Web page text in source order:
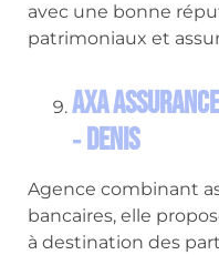
avec une bonne
patrimoniaux et
AXA
‑ Denis
Agence combinant
bancaires, elle
à destination des